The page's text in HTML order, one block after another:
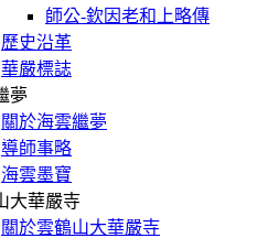
師公-欽因老和上略傳
歷史沿革
華嚴標誌
夢
關於海雲繼夢
導師事略
海雲墨寶
大華嚴寺
關於雲鶴山大華嚴寺